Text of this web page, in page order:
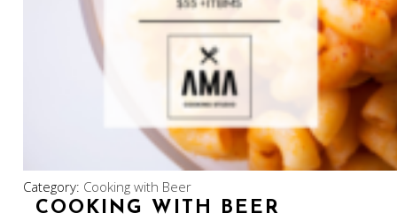
Category: Cooking with Beer
COOKING WITH BEER